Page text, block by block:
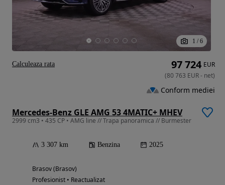
1 / 6
Mercedes-Benz GLE AMG 53 4MATIC+ MHEV
2999 cm3 • 435 CP • AMG line // Trapa panoramica // Burmester
3 307 km Benzina 2025
Brasov (Brasov)
Profesionist • Reactualizat
97 724 EUR
(80 763 EUR- net)
Conform mediei
Calculeaza rata